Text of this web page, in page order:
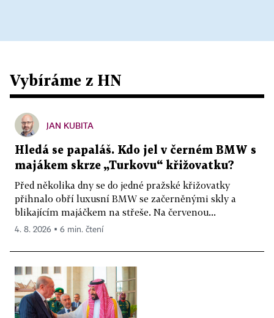
Vybíráme z HN
JAN KUBITA
Hledá se papaláš. Kdo jel v černém BMW s
majákem skrze „Turkovu“ křižovatku?
Před několika dny se do jedné pražské křižovatky
přihnalo obří luxusní BMW se začerněnými skly a
blikajícím majáčkem na střeše. Na červenou...
4. 8. 2026 ▪ 6 min. čtení